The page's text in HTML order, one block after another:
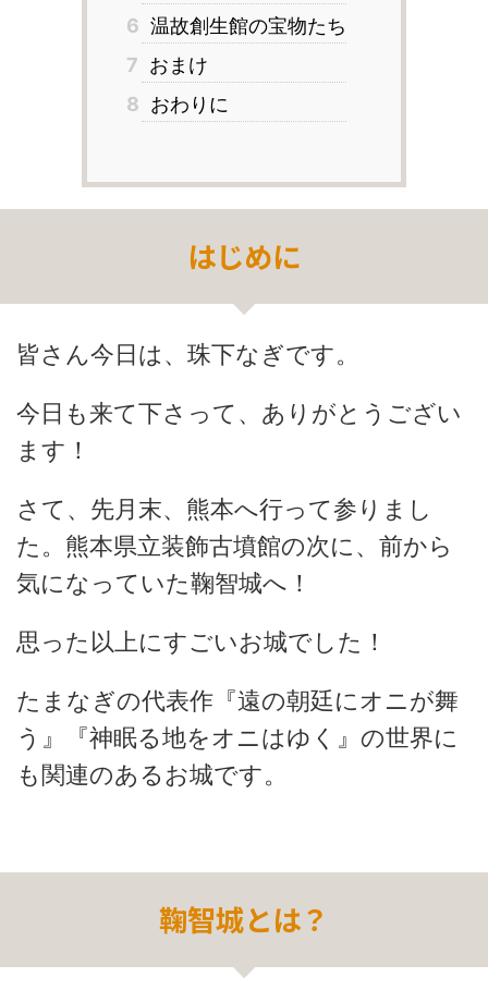
6 温故創生館の宝物たち
7 おまけ
8 おわりに
はじめに
皆さん今日は、珠下なぎです。
今日も来て下さって、ありがとうござい
ます！
さて、先月末、熊本へ行って参りまし
た。熊本県立装飾古墳館の次に、前から
気になっていた鞠智城へ！
思った以上にすごいお城でした！
たまなぎの代表作『遠の朝廷にオニが舞
う』『神眠る地をオニはゆく』の世界に
も関連のあるお城です。
鞠智城とは？